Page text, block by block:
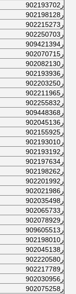
ر902193702
ر902198128
ر902215273
ر902250703
ر909421394
ر902070715
ر902082130
ر902193936
ر902203250
ر902211965
ر902255832
ر909448368
ر902045136
ر902155925
ر902193010
ر902193192
ر902197634
ر902198262
ر902201992
ر902021986
ر902035498
ر902065733
ر902078929
ر909605513
ر902198010
ر902045138
ر902220580
ر902217789
ر902030956
ر902075258